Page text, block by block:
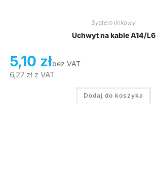
System linkowy
Uchwyt na kable A14/L6
5,10 złbez VAT
6,27 złz VAT
Dodaj do koszyka